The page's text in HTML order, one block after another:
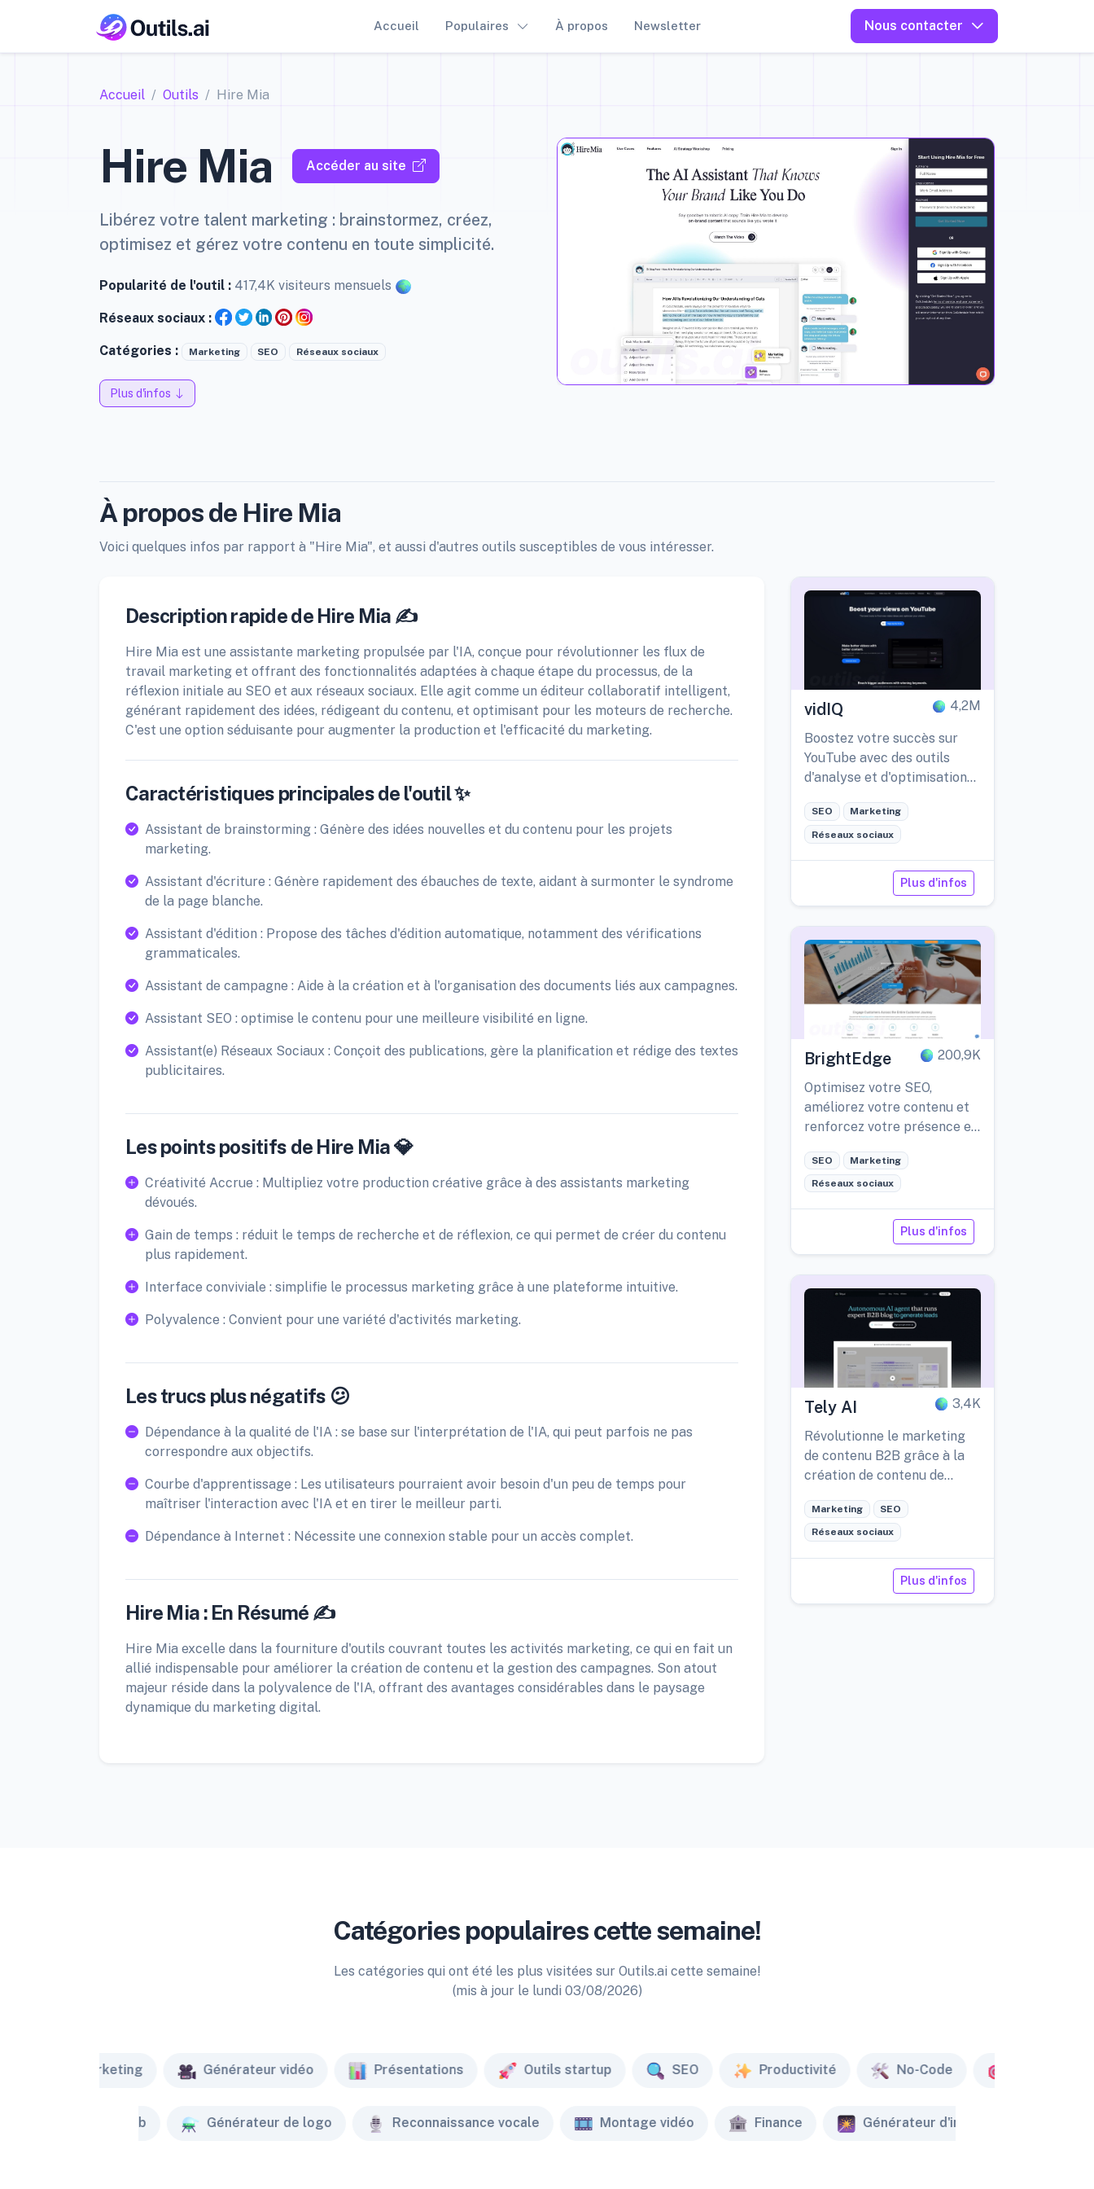
Accueil Populaires À propos Newsletter Nous contacter
Accueil Outils Hire Mia
Hire Mia Accéder au site
Libérez votre talent marketing : brainstormez, créez,
optimisez et gérez votre contenu en toute simplicité.
Popularité de l'outil : 417,4K visiteurs mensuels
Réseaux sociaux :
Catégories : Marketing SEO Réseaux sociaux
Plus d'infos
À propos de Hire Mia
Voici quelques infos par rapport à "Hire Mia", et aussi d'autres outils susceptibles de vous intéresser.
Description rapide de Hire Mia ✍️
Hire Mia est une assistante marketing propulsée par l'IA, conçue pour révolutionner les flux de
travail marketing et offrant des fonctionnalités adaptées à chaque étape du processus, de la
réflexion initiale au SEO et aux réseaux sociaux. Elle agit comme un éditeur collaboratif intelligent,
générant rapidement des idées, rédigeant du contenu, et optimisant pour les moteurs de recherche.
C'est une option séduisante pour augmenter la production et l'efficacité du marketing.
Caractéristiques principales de l'outil ✨
Assistant de brainstorming : Génère des idées nouvelles et du contenu pour les projets
marketing.
Assistant d'écriture : Génère rapidement des ébauches de texte, aidant à surmonter le syndrome
de la page blanche.
Assistant d'édition : Propose des tâches d'édition automatique, notamment des vérifications
grammaticales.
Assistant de campagne : Aide à la création et à l'organisation des documents liés aux campagnes.
Assistant SEO : optimise le contenu pour une meilleure visibilité en ligne.
Assistant(e) Réseaux Sociaux : Conçoit des publications, gère la planification et rédige des textes
publicitaires.
Les points positifs de Hire Mia 💎
Créativité Accrue : Multipliez votre production créative grâce à des assistants marketing
dévoués.
Gain de temps : réduit le temps de recherche et de réflexion, ce qui permet de créer du contenu
plus rapidement.
Interface conviviale : simplifie le processus marketing grâce à une plateforme intuitive.
Polyvalence : Convient pour une variété d'activités marketing.
Les trucs plus négatifs 😕
Dépendance à la qualité de l'IA : se base sur l'interprétation de l'IA, qui peut parfois ne pas
correspondre aux objectifs.
Courbe d'apprentissage : Les utilisateurs pourraient avoir besoin d'un peu de temps pour
maîtriser l'interaction avec l'IA et en tirer le meilleur parti.
Dépendance à Internet : Nécessite une connexion stable pour un accès complet.
Hire Mia : En Résumé ✍️
Hire Mia excelle dans la fourniture d'outils couvrant toutes les activités marketing, ce qui en fait un
allié indispensable pour améliorer la création de contenu et la gestion des campagnes. Son atout
majeur réside dans la polyvalence de l'IA, offrant des avantages considérables dans le paysage
dynamique du marketing digital.
vidIQ 4,2M
Boostez votre succès sur
YouTube avec des outils
d'analyse et d'optimisation
SEO Marketing
Réseaux sociaux
Plus d'infos
BrightEdge 200,9K
Optimisez votre SEO,
améliorez votre contenu et
renforcez votre présence en
SEO Marketing
Réseaux sociaux
Plus d'infos
Tely AI 3,4K
Révolutionne le marketing
de contenu B2B grâce à la
création de contenu de
pour le référencement,
propulsée par l'IA.
Marketing SEO
Réseaux sociaux
Plus d'infos
Catégories populaires cette semaine!
Les catégories qui ont été les plus visitées sur Outils.ai cette semaine!
(mis à jour le lundi 03/08/2026)
Marketing Générateur vidéo Présentations Outils startup SEO Productivité No-Code
Créateur de site web Générateur de logo Reconnaissance vocale Montage vidéo Finance Générateur d'image